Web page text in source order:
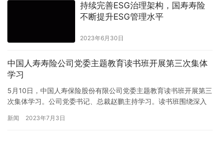
和专业智慧，集中专家和智库的价值判断，对国…
持续完善ESG治理架构，国寿寿险
不断提升ESG管理水平
2023年6月30日
中国人寿寿险公司党委主题教育读书班开展第三次集体
学习
5月10日，中国人寿保险股份有限公司党委主题教育读书班开展第三
次集体学习。公司党委书记、总裁赵鹏主持学习。读书班围绕深入
起来，党委班子成员原文领读领讲，结合思想和工作实际深入交流
新闻 2023年7月3日